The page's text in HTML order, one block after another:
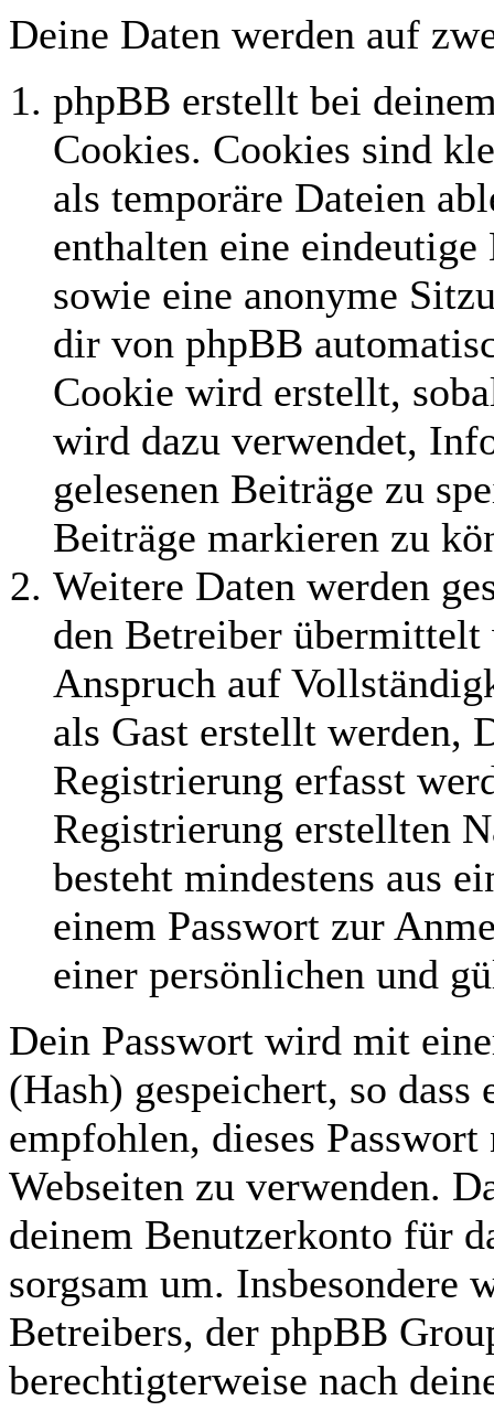
Deine Daten werden auf
phpBB erstellt bei
Cookies. Cookies sind
als temporäre Dateien
enthalten eine
sowie eine anonyme
dir von phpBB
Cookie wird erstellt,
wird dazu verwendet,
gelesenen Beiträge zu
Beiträge markieren zu
Weitere Daten werden
den Betreiber
Anspruch auf
als Gast erstellt werden,
Registrierung erfasst
Registrierung erstellten
besteht mindestens aus
einem Passwort zur
einer persönlichen und
Dein Passwort wird mit
(Hash) gespeichert, so
empfohlen, dieses
Webseiten zu verwenden.
deinem Benutzerkonto für
sorgsam um. Insbesondere
Betreibers, der phpBB
berechtigterweise nach